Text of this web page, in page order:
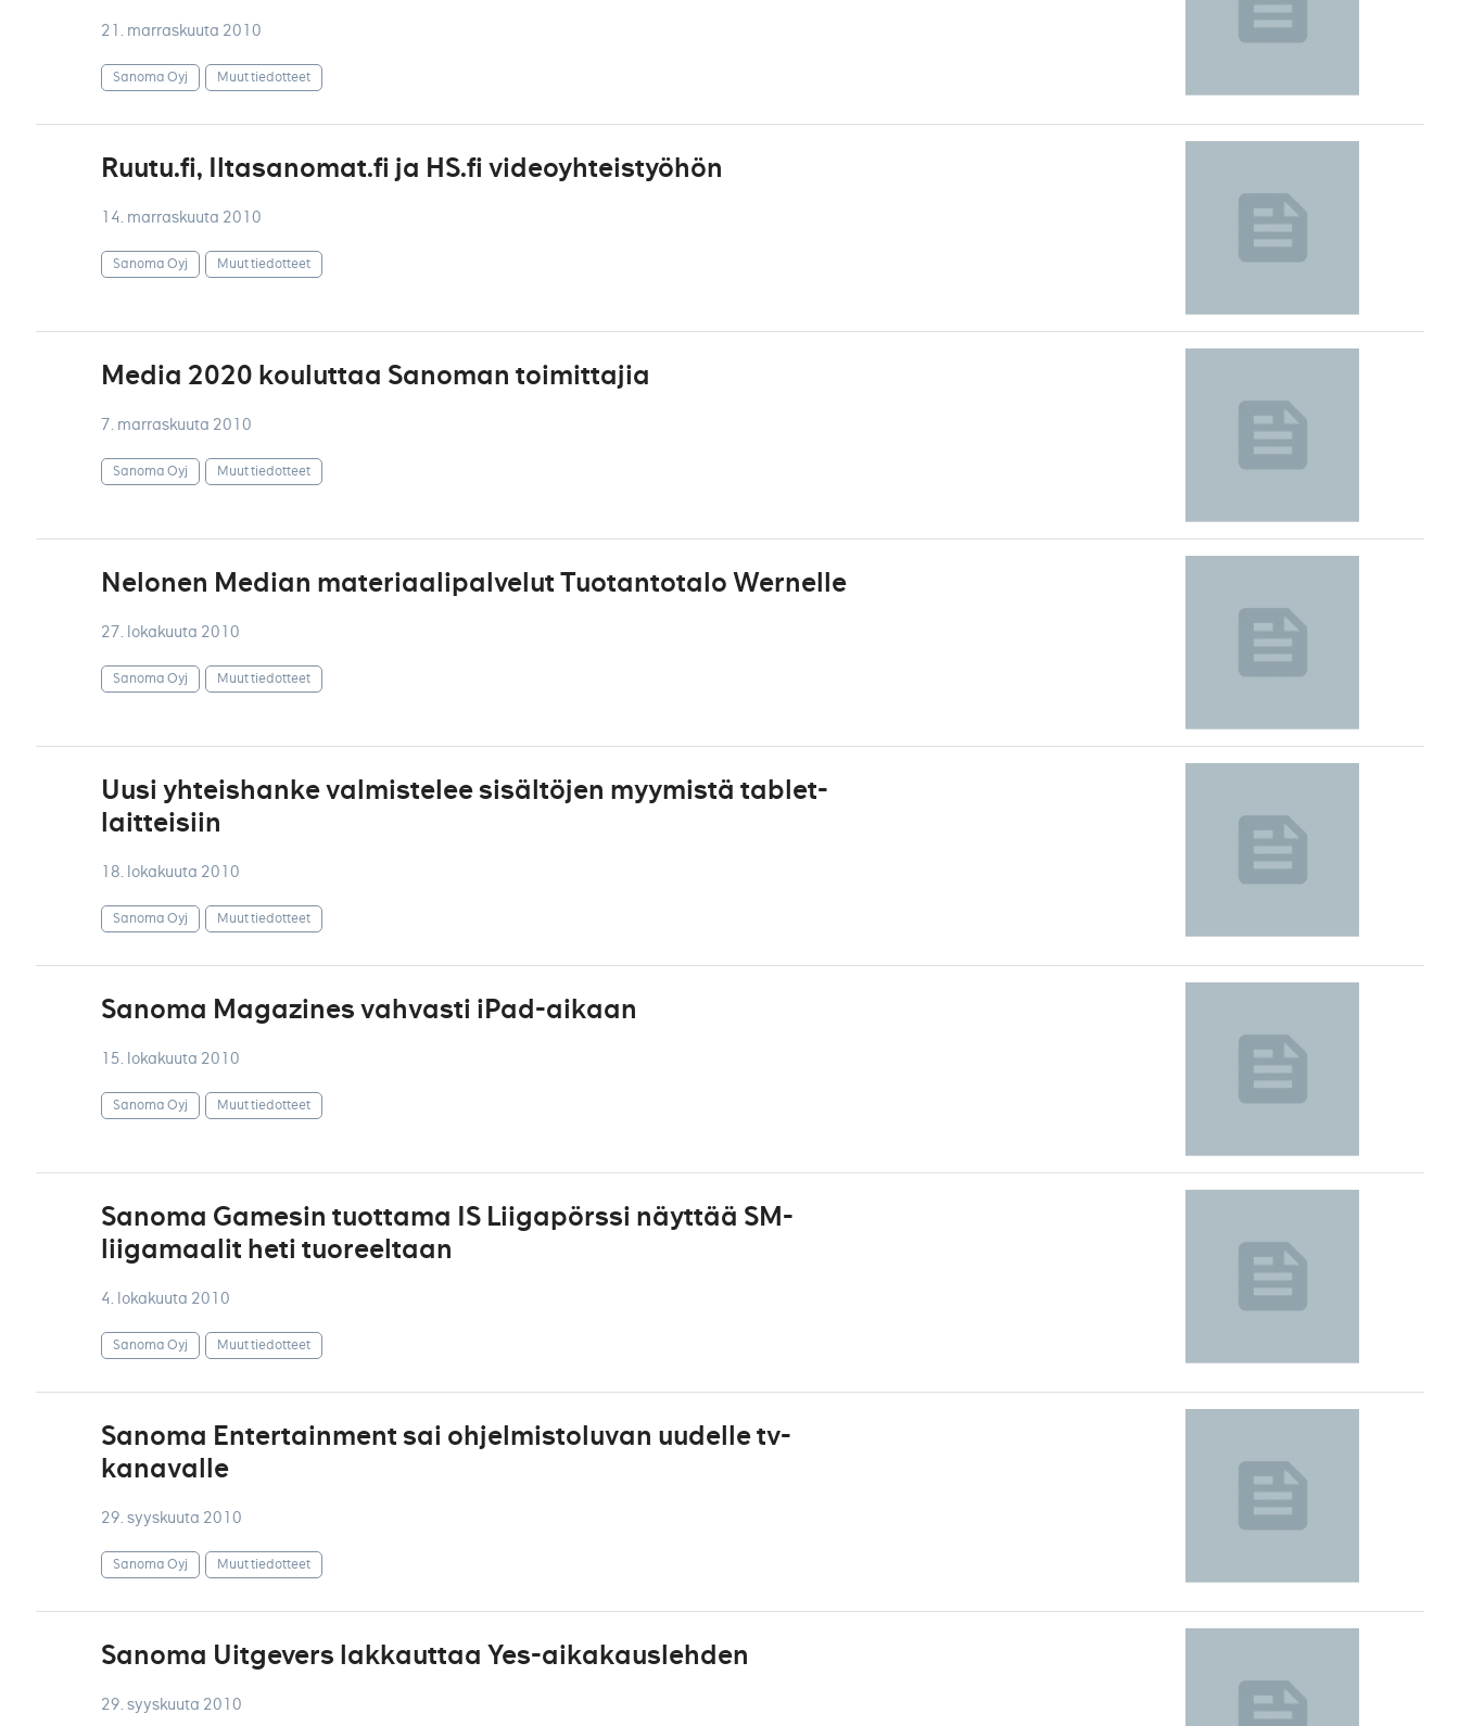
21. marraskuuta 2010
Sanoma Oyj Muut tiedotteet
Ruutu.fi, Iltasanomat.fi ja HS.fi videoyhteistyöhön
14. marraskuuta 2010
Sanoma Oyj Muut tiedotteet
Media 2020 kouluttaa Sanoman toimittajia
7. marraskuuta 2010
Sanoma Oyj Muut tiedotteet
Nelonen Median materiaalipalvelut Tuotantotalo Wernelle
27. lokakuuta 2010
Sanoma Oyj Muut tiedotteet
Uusi yhteishanke valmistelee sisältöjen myymistä tablet-
laitteisiin
18. lokakuuta 2010
Sanoma Oyj Muut tiedotteet
Sanoma Magazines vahvasti iPad-aikaan
15. lokakuuta 2010
Sanoma Oyj Muut tiedotteet
Sanoma Gamesin tuottama IS Liigapörssi näyttää SM-
liigamaalit heti tuoreeltaan
4. lokakuuta 2010
Sanoma Oyj Muut tiedotteet
Sanoma Entertainment sai ohjelmistoluvan uudelle tv-
kanavalle
29. syyskuuta 2010
Sanoma Oyj Muut tiedotteet
Sanoma Uitgevers lakkauttaa Yes-aikakauslehden
29. syyskuuta 2010